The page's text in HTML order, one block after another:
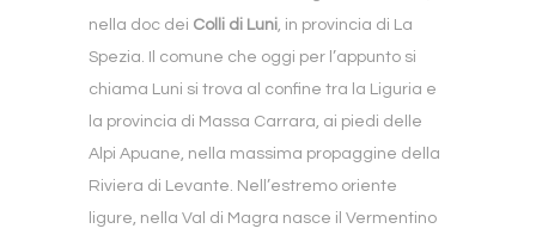
nella doc dei Colli di Luni, in provincia di La
Spezia. Il comune che oggi per l’appunto si
chiama Luni si trova al confine tra la Liguria e
la provincia di Massa Carrara, ai piedi delle
Alpi Apuane, nella massima propaggine della
Riviera di Levante. Nell’estremo oriente
ligure, nella Val di Magra nasce il Vermentino